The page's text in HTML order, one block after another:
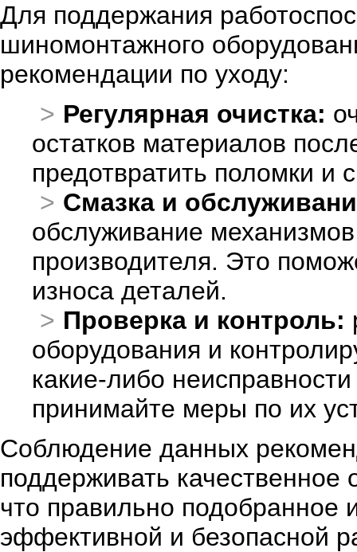
Для поддержания
шиномонтажного
рекомендации по уходу:
Регулярная очистка:
остатков материалов
предотвратить поломки и
Смазка и
обслуживание
производителя. Это
износа деталей.
Проверка и контроль:
оборудования и
какие-либо
принимайте меры по их
Соблюдение данных
поддерживать
что правильно подобранное
эффективной и безопасной